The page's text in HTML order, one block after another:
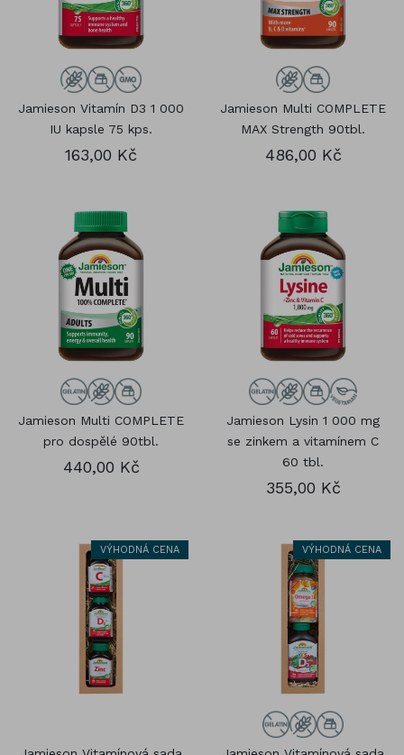
Jamieson Vitamín D3 1 000
IU kapsle 75 kps.
163,00 Kč
Jamieson Multi COMPLETE
MAX Strength 90tbl.
486,00 Kč
Jamieson Multi COMPLETE
pro dospělé 90tbl.
440,00 Kč
Jamieson Lysin 1 000 mg
se zinkem a vitamínem C
60 tbl.
355,00 Kč
VÝHODNÁ CENA VÝHODNÁ CENA